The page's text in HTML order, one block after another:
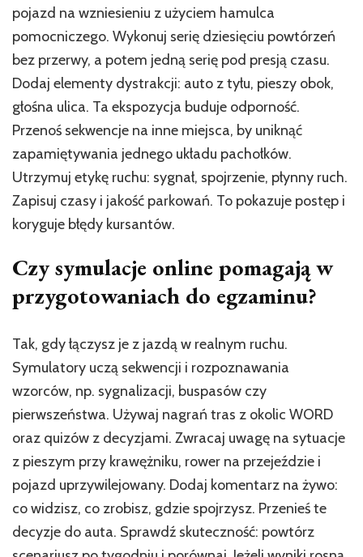
pojazd na wzniesieniu z użyciem hamulca
pomocniczego. Wykonuj serię dziesięciu powtórzeń
bez przerwy, a potem jedną serię pod presją czasu.
Dodaj elementy dystrakcji: auto z tyłu, pieszy obok,
głośna ulica. Ta ekspozycja buduje odporność.
Przenoś sekwencje na inne miejsca, by uniknąć
zapamiętywania jednego układu pachołków.
Utrzymuj etykę ruchu: sygnał, spojrzenie, płynny ruch.
Zapisuj czasy i jakość parkowań. To pokazuje postęp i
koryguje błędy kursantów.
Czy symulacje online pomagają w
przygotowaniach do egzaminu?
Tak, gdy łączysz je z jazdą w realnym ruchu.
Symulatory uczą sekwencji i rozpoznawania
wzorców, np. sygnalizacji, buspasów czy
pierwszeństwa. Używaj nagrań tras z okolic WORD
oraz quizów z decyzjami. Zwracaj uwagę na sytuacje
z pieszym przy krawężniku, rower na przejeździe i
pojazd uprzywilejowany. Dodaj komentarz na żywo:
co widzisz, co zrobisz, gdzie spojrzysz. Przenieś te
decyzje do auta. Sprawdź skuteczność: powtórz